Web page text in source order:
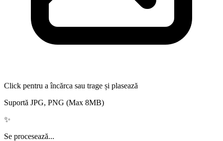
Click pentru a încărca sau trage și plasează
Suportă JPG, PNG (Max 8MB)
✨
Se procesează...